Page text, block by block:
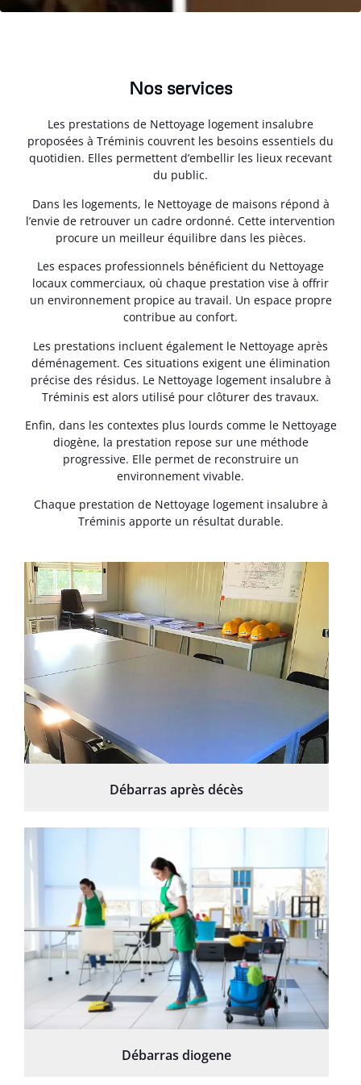
Nos services
Les prestations de Nettoyage logement insalubre
proposées à Tréminis couvrent les besoins essentiels du
quotidien. Elles permettent d’embellir les lieux recevant
du public.
Dans les logements, le Nettoyage de maisons répond à
l’envie de retrouver un cadre ordonné. Cette intervention
procure un meilleur équilibre dans les pièces.
Les espaces professionnels bénéficient du Nettoyage
locaux commerciaux, où chaque prestation vise à offrir
un environnement propice au travail. Un espace propre
contribue au confort.
Les prestations incluent également le Nettoyage après
déménagement. Ces situations exigent une élimination
précise des résidus. Le Nettoyage logement insalubre à
Tréminis est alors utilisé pour clôturer des travaux.
Enfin, dans les contextes plus lourds comme le Nettoyage
diogène, la prestation repose sur une méthode
progressive. Elle permet de reconstruire un
environnement vivable.
Chaque prestation de Nettoyage logement insalubre à
Tréminis apporte un résultat durable.
Débarras après décès
Débarras diogene